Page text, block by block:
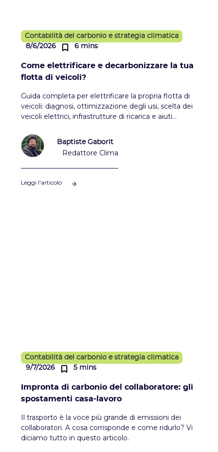
Contabilità del carbonio e strategia climatica
8/6/2026
6 mins
Come elettrificare e decarbonizzare la tua
flotta di veicoli?
Guida completa per elettrificare la propria flotta di
veicoli: diagnosi, ottimizzazione degli usi, scelta dei
veicoli elettrici, infrastrutture di ricarica e aiuti
Baptiste Gaborit
Redattore Clima
Leggi l'articolo
Contabilità del carbonio e strategia climatica
9/7/2026
5 mins
Impronta di carbonio del collaboratore: gli
spostamenti casa-lavoro
Il trasporto è la voce più grande di emissioni dei
collaboratori. A cosa corrisponde e come ridurlo? Vi
diciamo tutto in questo articolo.